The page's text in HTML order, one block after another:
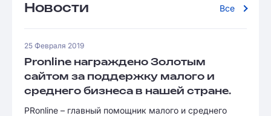
Новости Все
25 Февраля 2019
Pronline награждено Золотым
сайтом за поддержку малого и
среднего бизнеса в нашей стране.
PRonline – главный помощник малого и среднего